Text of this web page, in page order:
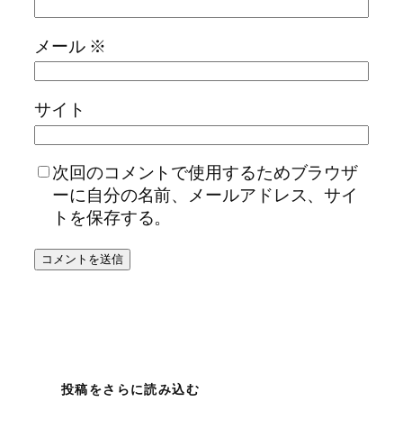
メール ※
サイト
次回のコメントで使用するためブラウザ
ーに自分の名前、メールアドレス、サイ
トを保存する。
投稿をさらに読み込む